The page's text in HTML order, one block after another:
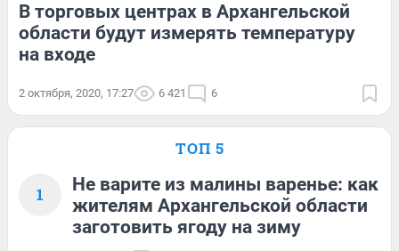
В торговых центрах в Архангельской
области будут измерять температуру
на входе
2 октября, 2020, 17:27 6 421 6
ТОП 5
1
Не варите из малины варенье: как
жителям Архангельской области
заготовить ягоду на зиму